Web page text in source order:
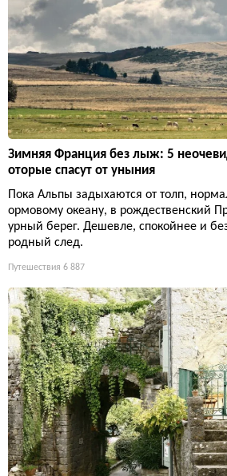
Зимняя Франция без лыж: 5
оторые спасут от уныния
Пока Альпы задыхаются от толп,
ормовому океану, в рождественский
урный берег. Дешевле, спокойнее и
родный след.
Путешествия 6 887